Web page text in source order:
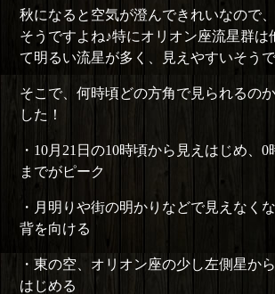
秋になると空気が澄んできれいなので
そうですよね♪特にオリオン座流星群は
て明るい流星が多く、見えやすいそう
そこで、何時頃どの方角で見られるの
した！
・10月21日の10時頃から見えはじめ、
までがピーク
・月明りや街の明かりなどで見えなく
背を向ける
・東の空、オリオン座の少し左側星か
はじめる